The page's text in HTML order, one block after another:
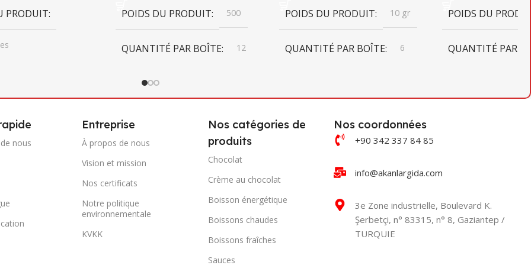
PRODUIT
x 250mm x
DU CARTON
POIDS DU PRODUIT 500
QUANTITÉ PAR BOÎTE 12
DIMENSIONS DU CARTON
305mm x 237mm
POIDS BRUT DU CARTON
CODE-BARRES DU CARTON
POIDS DU PRODUIT 10 gr
QUANTITÉ PAR BOÎTE 6
POIDS BRUT DU CARTON
CODE-BARRES DU CARTON
POIDS DU
QUANTITÉ PAR
CODE-BARRES
nous
Entreprise
À propos de nous
Vision et mission
Nos certificats
Notre politique
environnementale
KVKK
Nos catégories de
produits
Chocolat
Crème au chocolat
Boisson énergétique
Boissons chaudes
Boissons fraîches
Sauces
Nos coordonnées
+90 342 337 84 85
info@akanlargida.com
3e Zone industrielle, Boulevard K.
Şerbetçi, n° 83315, n° 8, Gaziantep /
TURQUIE